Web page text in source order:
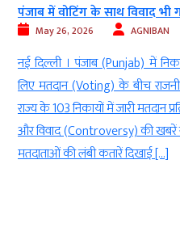
के
रहा है।
झड़प, हमले
केंद्रों पर
पश्चिम बंगाल : फलता में
May 24, 2026
नई दिल्ली. बंगाल
की मतगणना आज सुबह
पहले बैलेट पेपर के वोटों
(EVM Machine) से डाले
[…]